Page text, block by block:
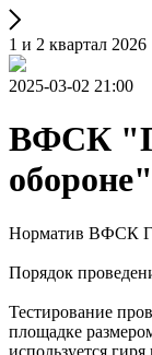
1 и 2 квартал 2026
2025-03-02 21:00
ВФСК
обороне"
Норматив ВФСК
Порядок
Тестирование
площадке
используется